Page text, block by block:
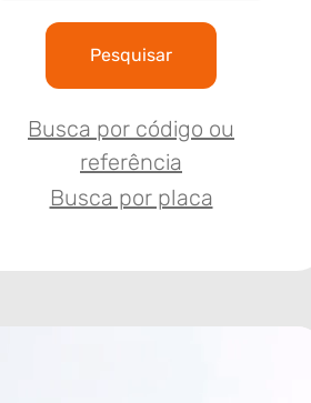
Pesquisar
Busca por código ou
referência
Busca por placa